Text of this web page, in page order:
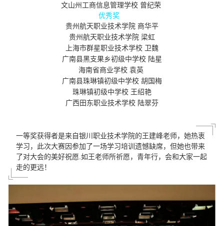
文山州工商信息管理学校 曾纪荣
优秀奖
贵州航天职业技术学院 商华平
贵州航天职业技术学院 梁虹
上海市群星职业技术学校 卫魏
广南县黑支果乡初级中学校 陆星
海南省商业学校 袁英
广南县珠琳镇初级中学校 胡国梅
珠琳镇初级中学校 王绍艳
广西田东职业技术学校 陆翠芬
一等奖获得者是来自银川职业技术学院的王建峰老师，她热衷
学习，此次大赛因参加了一场学习培训遗憾缺席，但她也带来
了对大会的美好祝愿.如王老师所祈愿，青年行，会和大家一起
走的更远！